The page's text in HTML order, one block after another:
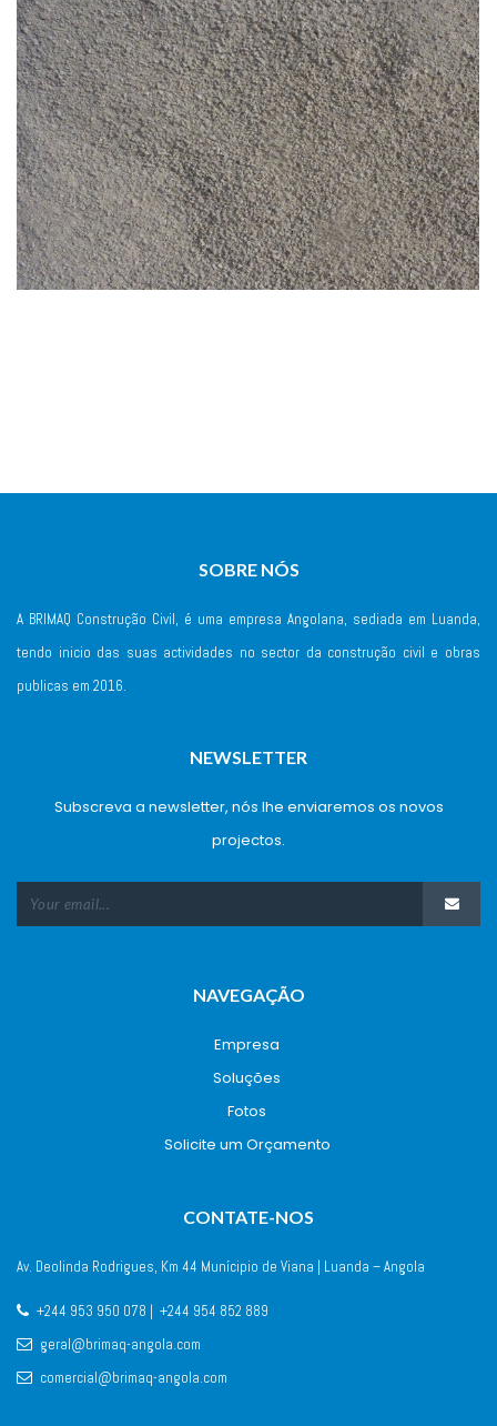
SOBRE NÓS
A BRIMAQ Construção Civil, é uma empresa Angolana, sediada em Luanda,
tendo inicio das suas actividades no sector da construção civil e obras
publicas em 2016.
NEWSLETTER
Subscreva a newsletter, nós lhe enviaremos os novos
projectos.
NAVEGAÇÃO
Empresa
Soluçõe
Foto
Solicite um Orçamento
CONTATE-NOS
Av. Deolinda Rodrigues, Km 44 Munícipio de Viana | Luanda – Angola
+244 953 950 078 | +244 954 852 889
geral@brimaq-angola.com
comercial@brimaq-angola.com